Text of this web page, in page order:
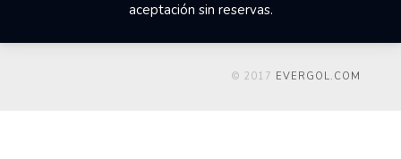
aceptación sin reservas.
© 2017 EVERGOL.COM